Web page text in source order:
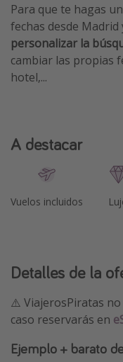
Para que te hagas
fechas desde
personalizar la
cambiar las propias
hotel,...
A destacar
Vuelos incluidos
Detalles de la
⚠️ ViajerosPiratas no
caso reservarás en
Ejemplo + barato